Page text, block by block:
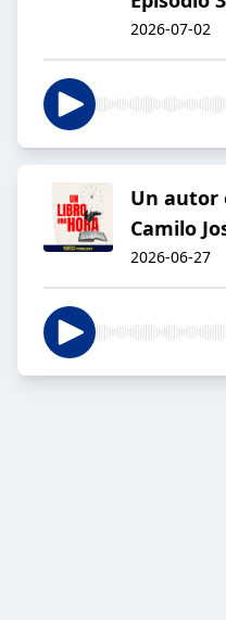
2026-07-02
Un autor
Camilo
2026-06-27